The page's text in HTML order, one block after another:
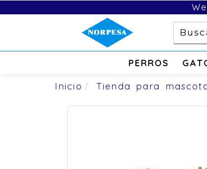
PERROS
Inicio Tienda para